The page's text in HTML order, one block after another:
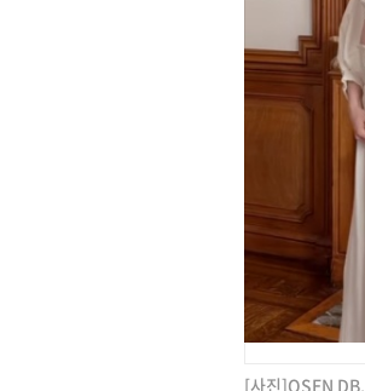
[사진]OSEN DB.